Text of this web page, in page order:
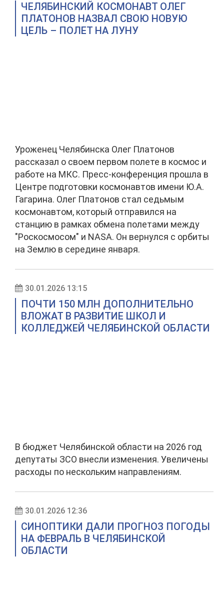
ЧЕЛЯБИНСКИЙ КОСМОНАВТ ОЛЕГ
ПЛАТОНОВ НАЗВАЛ СВОЮ НОВУЮ
ЦЕЛЬ – ПОЛЕТ НА ЛУНУ
Уроженец Челябинска Олег Платонов
рассказал о своем первом полете в космос и
работе на МКС. Пресс-конференция прошла в
Центре подготовки космонавтов имени Ю.А.
Гагарина. Олег Платонов стал седьмым
космонавтом, который отправился на
станцию в рамках обмена полетами между
"Роскосмосом" и NASA. Он вернулся с орбиты
на Землю в середине января.
30.01.2026 13:15
ПОЧТИ 150 МЛН ДОПОЛНИТЕЛЬНО
ВЛОЖАТ В РАЗВИТИЕ ШКОЛ И
КОЛЛЕДЖЕЙ ЧЕЛЯБИНСКОЙ ОБЛАСТИ
В бюджет Челябинской области на 2026 год
депутаты ЗСО внесли изменения. Увеличены
расходы по нескольким направлениям.
30.01.2026 12:36
СИНОПТИКИ ДАЛИ ПРОГНОЗ ПОГОДЫ
НА ФЕВРАЛЬ В ЧЕЛЯБИНСКОЙ
ОБЛАСТИ